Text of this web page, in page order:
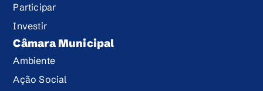
Participar
Investir
Câmara Municipal
Ambiente
Ação Social